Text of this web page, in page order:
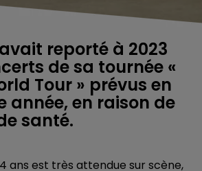
reporté à 2023
de sa tournée «
Tour » prévus en
année, en raison de
santé.
ans est très attendue sur scène,